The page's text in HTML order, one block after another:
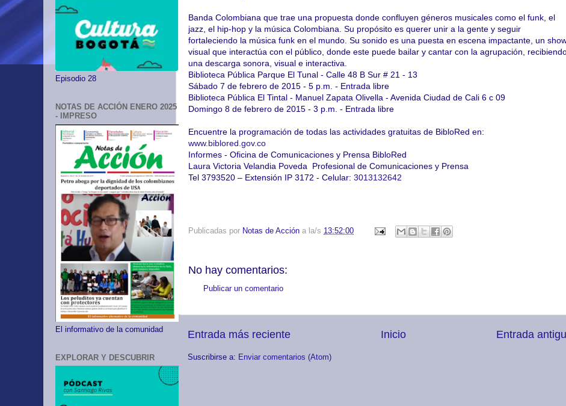
Banda Colombiana que trae una propuesta donde confluyen géneros musicales como el funk, el
jazz, el hip-hop y la música Colombiana. Su propósito es querer unir a la gente y seguir
fortaleciendo la música funk en el mundo. Su sonido es una puesta en escena impactante, un
visual que interactúa con el público, donde este puede bailar y cantar con la agrupación,
una descarga sonora, visual e interactiva.
Biblioteca Pública Parque El Tunal - Calle 48 B Sur # 21 - 13
Sábado 7 de febrero de 2015 - 5 p.m. - Entrada libre
Biblioteca Pública El Tintal - Manuel Zapata Olivella - Avenida Ciudad de Cali 6 c 09
Domingo 8 de febrero de 2015 - 3 p.m. - Entrada libre
Encuentre la programación de todas las actividades gratuitas de BibloRed en:
www.biblored.gov.co
Informes - Oficina de Comunicaciones y Prensa BibloRed
Laura Victoria Velandia Poveda Profesional de Comunicaciones y Prensa
Tel 3793520 – Extensión IP 3172 - Celular: 3013132642
Publicadas por Notas de Acción a la/s 13:52:00
No hay comentarios:
Publicar un comentario
Entrada más reciente Entrada
Inicio
Suscribirse a: Enviar comentarios (Atom)
Episodio 28
NOTAS DE ACCIÓN ENERO 2025
- IMPRESO
El informativo de la comunidad
EXPLORAR Y DESCUBRIR